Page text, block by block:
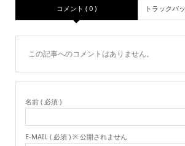
コメント ( 0 ) トラックバ
この記事へのコメントはありません。
名前 ( 必須 )
E-MAIL ( 必須 ) ※ 公開されません